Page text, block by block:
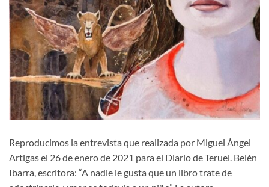
Reproducimos la entrevista que realizada por Miguel Ángel
Artigas el 26 de enero de 2021 para el Diario de Teruel. Belén
Ibarra, escritora: “A nadie le gusta que un libro trate de